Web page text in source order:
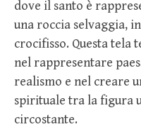
dove il santo è
una roccia selvaggia,
crocifisso. Questa tela
nel rappresentare
realismo e nel creare
spirituale tra la figura
circostante.